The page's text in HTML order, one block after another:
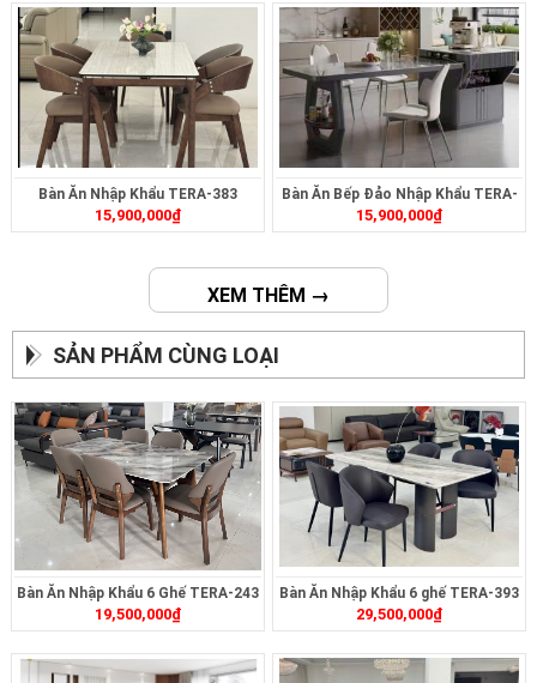
Bàn Ăn Nhập Khẩu TERA-383
15,900,000₫
Bàn Ăn Bếp Đảo Nhập Khẩu TERA-
495
15,900,000₫
XEM THÊM →
SẢN PHẨM CÙNG LOẠI
Bàn Ăn Nhập Khẩu 6 Ghế TERA-243
19,500,000₫
Bàn Ăn Nhập Khẩu 6 ghế TERA-393
29,500,000₫